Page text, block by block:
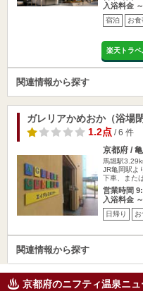
入浴料金 ～
宿泊 お
楽天トラ
関連情報から探す
ガレリアかめおか（浴場
1.2点/ 6 件
京都府 /
馬堀駅
JR亀岡駅よ
下車、また
営業時間
入浴料金 ～
日帰り
関連情報から探す
京都府のニフティ温泉ニュ